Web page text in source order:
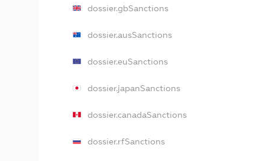
dossier.gbSanctions
dossier.ausSanctions
dossier.euSanctions
dossier.japanSanctions
dossier.canadaSanctions
dossier.rfSanctions